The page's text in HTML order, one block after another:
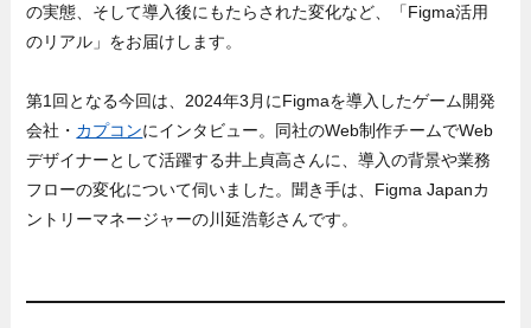
の実態、そして導入後にもたらされた変化など、「Figma活用
のリアル」をお届けします。
第1回となる今回は、2024年3月にFigmaを導入したゲーム開発
会社・ カプコンにインタビュー。同社のWeb制作チームでWeb
デザイナーとして活躍する井上貞高さんに、導入の背景や業務
フローの変化について伺いました。聞き手は、Figma Japanカ
ントリーマネージャーの川延浩彰さんです。